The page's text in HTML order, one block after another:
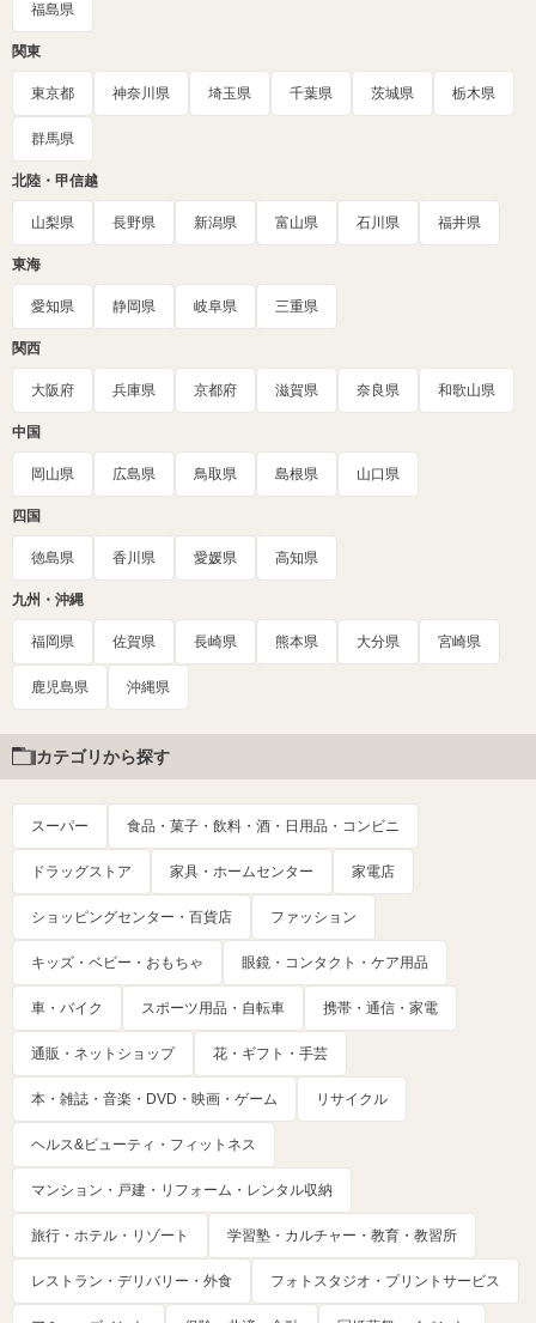
福島県
関東
東京都 神奈川県 埼玉県 千葉県 茨城県 栃木県
群馬県
北陸・甲信越
山梨県 長野県 新潟県 富山県 石川県 福井県
東海
愛知県 静岡県 岐阜県 三重県
関西
大阪府 兵庫県 京都府 滋賀県 奈良県 和歌山県
中国
岡山県 広島県 鳥取県 島根県 山口県
四国
徳島県 香川県 愛媛県 高知県
九州・沖縄
福岡県 佐賀県 長崎県 熊本県 大分県 宮崎県
鹿児島県 沖縄県
カテゴリから探す
スーパー 食品・菓子・飲料・酒・日用品・コンビニ
ドラッグストア 家具・ホームセンター 家電店
ショッピングセンター・百貨店 ファッション
キッズ・ベビー・おもちゃ 眼鏡・コンタクト・ケア用品
車・バイク スポーツ用品・自転車 携帯・通信・家電
通販・ネットショップ 花・ギフト・手芸
本・雑誌・音楽・DVD・映画・ゲーム リサイクル
ヘルス&ビューティ・フィットネス
マンション・戸建・リフォーム・レンタル収納
旅行・ホテル・リゾート 学習塾・カルチャー・教育・教習所
レストラン・デリバリー・外食 フォトスタジオ・プリントサービス